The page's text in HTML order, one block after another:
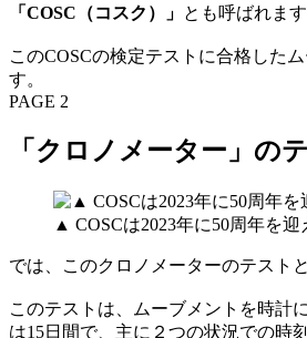
「COSC（コスク）」 とも呼ばれます
このCOSCの検定テストに合格した
す。
PAGE 2
「クロノメーター」の
▲ COSCは2023年に50周年を迎
では、このクロノメーターのテスト
このテストは、ムーブメントを時計
は15日間で、主に２つの状況での時